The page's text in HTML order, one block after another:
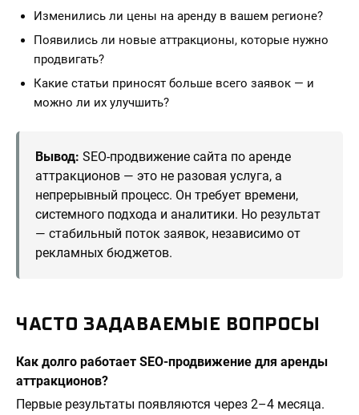
Изменились ли цены на аренду в вашем регионе?
Появились ли новые аттракционы, которые нужно
продвигать?
Какие статьи приносят больше всего заявок — и
можно ли их улучшить?
Вывод: SEO-продвижение сайта по аренде
аттракционов — это не разовая услуга, а
непрерывный процесс. Он требует времени,
системного подхода и аналитики. Но результат
— стабильный поток заявок, независимо от
рекламных бюджетов.
ЧАСТО ЗАДАВАЕМЫЕ ВОПРОСЫ
Как долго работает SEO-продвижение для аренды
аттракционов?
Первые результаты появляются через 2–4 месяца.